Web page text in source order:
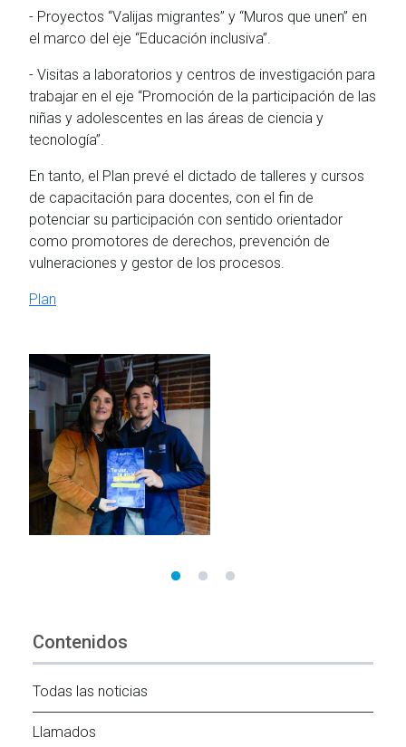
- Proyectos “Valijas migrantes” y “Muros que unen” en
el marco del eje “Educación inclusiva”.
- Visitas a laboratorios y centros de investigación para
trabajar en el eje “Promoción de la participación de las
niñas y adolescentes en las áreas de ciencia y
tecnología”.
En tanto, el Plan prevé el dictado de talleres y cursos
de capacitación para docentes, con el fin de
potenciar su participación con sentido orientador
como promotores de derechos, prevención de
vulneraciones y gestor de los procesos.
Plan
Contenidos
Todas las noticias
Llamados